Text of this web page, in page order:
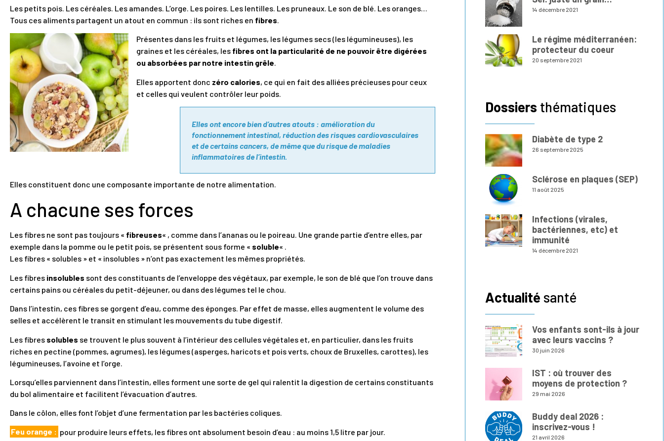
14 décembre 2021
Le régime méditerranéen:
protecteur du coeur
20 septembre 2021
Dossiers thématiques
Diabète de type 2
26 septembre 2025
Sclérose en plaques (SEP)
11 août 2025
Infections (virales,
bactériennes, etc) et
immunité
14 décembre 2021
Actualité santé
Vos enfants sont-ils à jour
avec leurs vaccins ?
30 juin 2026
IST : où trouver des
moyens de protection ?
29 mai 2026
Buddy deal 2026 :
inscrivez-vous !
21 avril 2026
Les petits pois. Les céréales. Les amandes. L’orge. Les poires. Les lentilles. Les pruneaux. Le son de blé. Les oranges…
Tous ces aliments partagent un atout en commun : ils sont riches en fibres.
Présentes dans les fruits et légumes, les légumes secs (les légumineuses), les
graines et les céréales, les fibres ont la particularité de ne pouvoir être digérées
ou absorbées par notre intestin grêle.
Elles apportent donc zéro calories, ce qui en fait des alliées précieuses pour ceux
et celles qui veulent contrôler leur poids.
Elles ont encore bien d’autres atouts : amélioration du
fonctionnement intestinal, réduction des risques cardiovasculaires
et de certains cancers, de même que du risque de maladies
inflammatoires de l’intestin.
Elles constituent donc une composante importante de notre alimentation.
A chacune ses forces
Les fibres ne sont pas toujours « fibreuses« , comme dans l’ananas ou le poireau. Une grande partie d’entre elles, par
exemple dans la pomme ou le petit pois, se présentent sous forme « soluble« .
Les fibres « solubles » et « insolubles » n’ont pas exactement les mêmes propriétés.
Les fibres insolubles sont des constituants de l’enveloppe des végétaux, par exemple, le son de blé que l’on trouve dans
certains pains ou céréales du petit-déjeuner, ou dans des légumes tel le chou.
Dans l’intestin, ces fibres se gorgent d’eau, comme des éponges. Par effet de masse, elles augmentent le volume des
selles et accélèrent le transit en stimulant les mouvements du tube digestif.
Les fibres solubles se trouvent le plus souvent à l’intérieur des cellules végétales et, en particulier, dans les fruits
riches en pectine (pommes, agrumes), les légumes (asperges, haricots et pois verts, choux de Bruxelles, carottes), les
légumineuses, l’avoine et l’orge.
Lorsqu’elles parviennent dans l’intestin, elles forment une sorte de gel qui ralentit la digestion de certains constituants
du bol alimentaire et facilitent l’évacuation d’autres.
Dans le côlon, elles font l’objet d’une fermentation par les bactéries coliques.
Feu orange : pour produire leurs effets, les fibres ont absolument besoin d’eau : au moins 1,5 litre par jour.